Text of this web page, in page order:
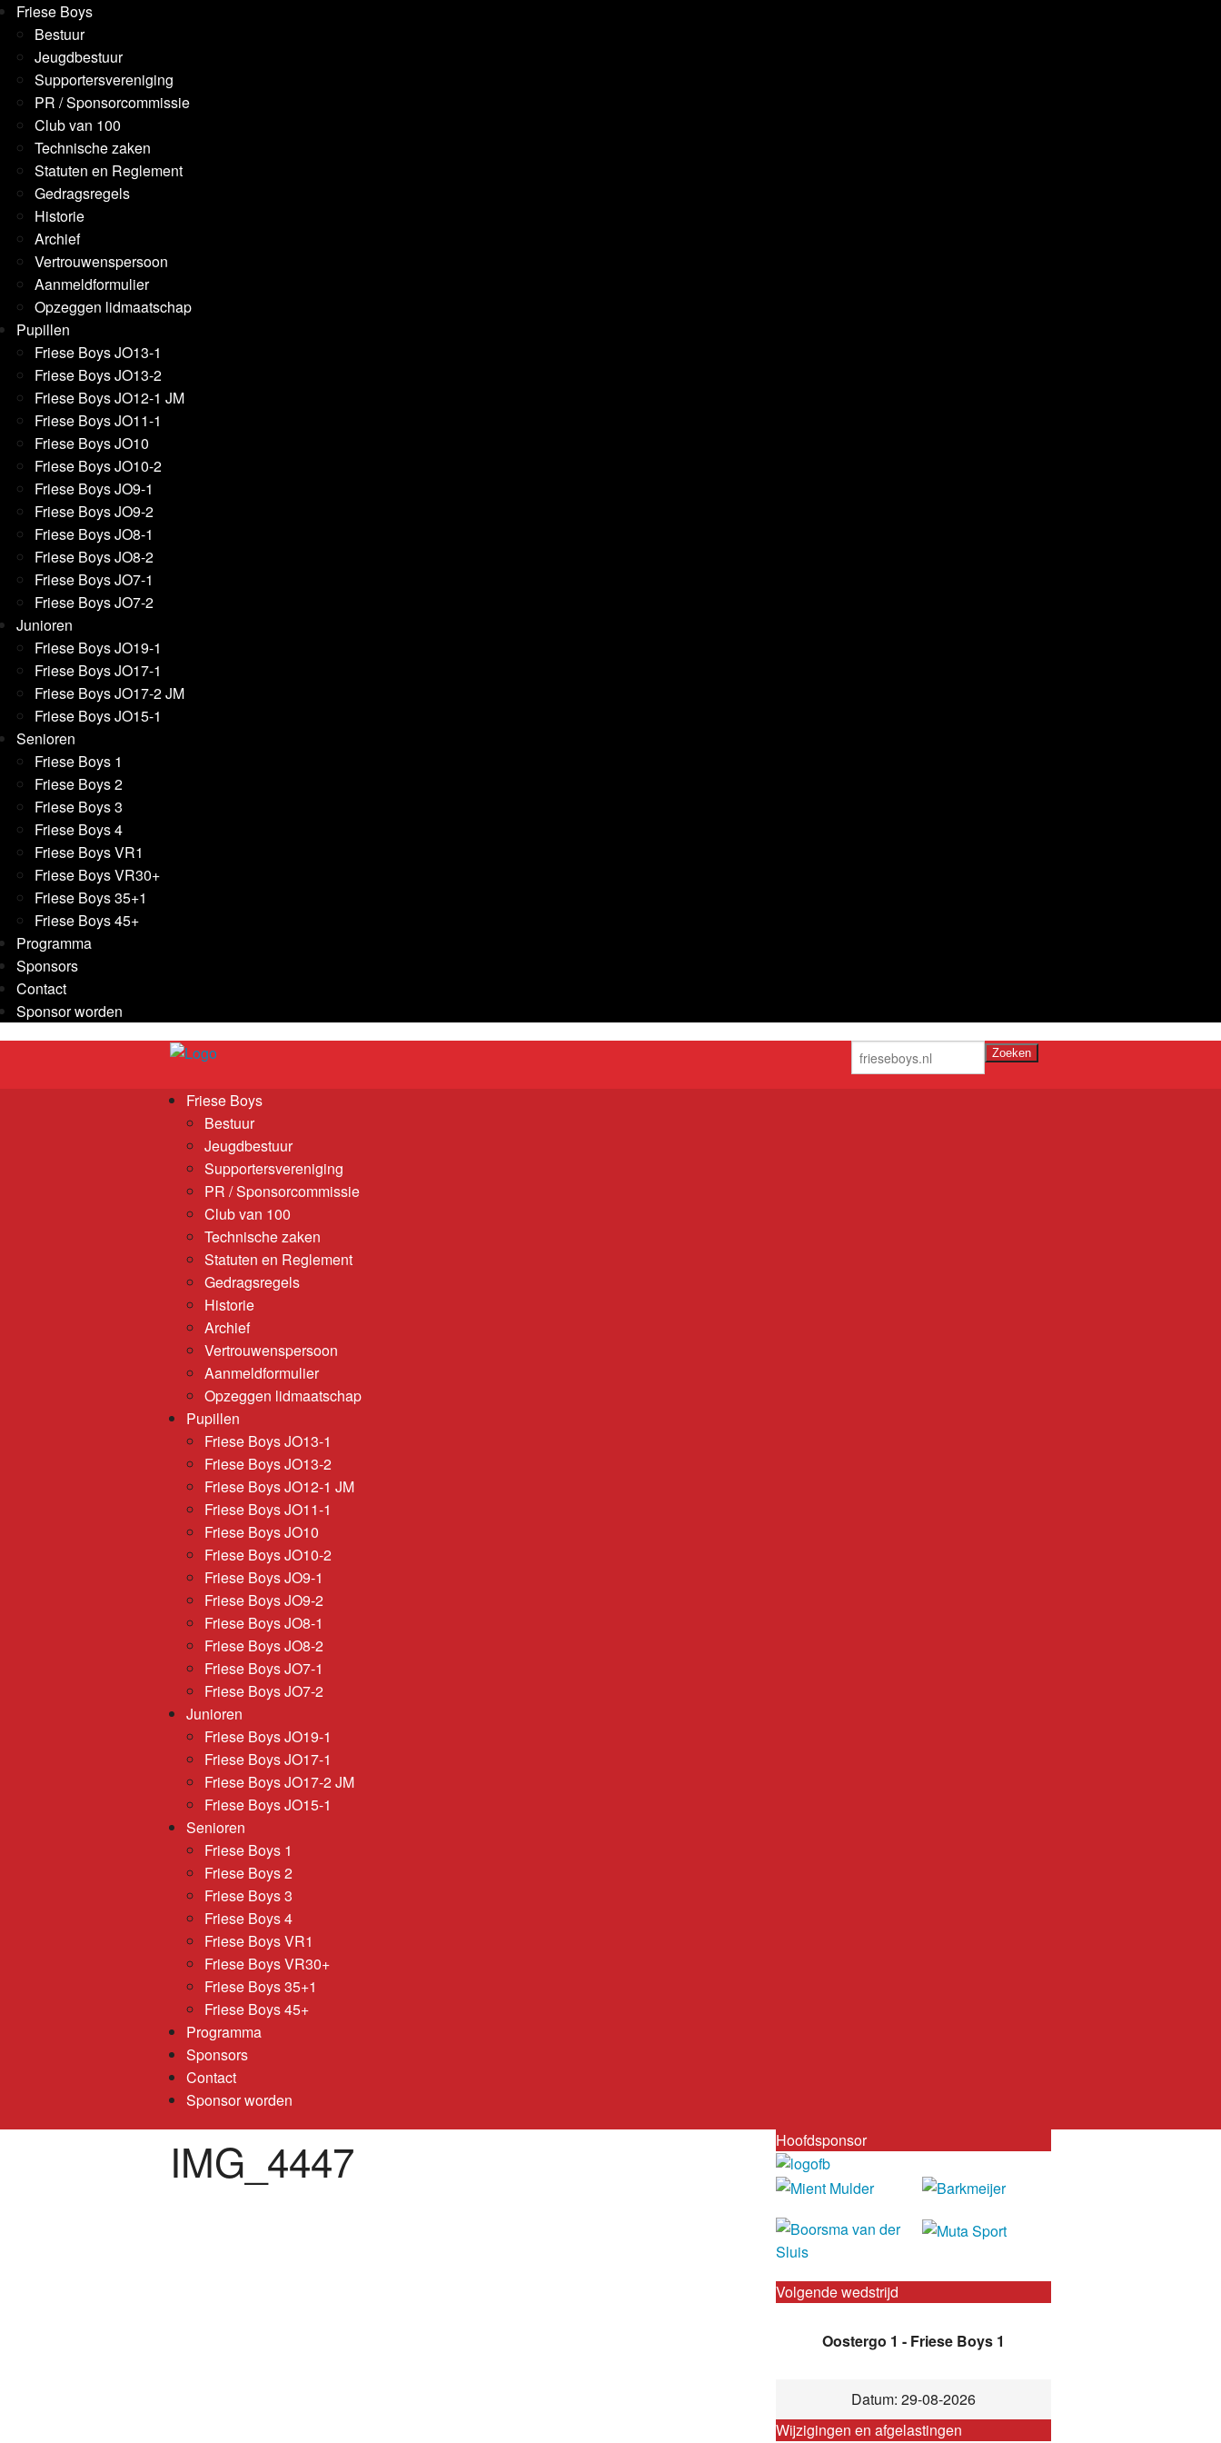
Friese Boys
Bestuur
Jeugdbestuur
Supportersvereniging
PR / Sponsorcommissie
Club van 100
Technische zaken
Statuten en Reglement
Gedragsregels
Historie
Archief
Vertrouwenspersoon
Aanmeldformulier
Opzeggen lidmaatschap
Pupillen
Friese Boys JO13-1
Friese Boys JO13-2
Friese Boys JO12-1 JM
Friese Boys JO11-1
Friese Boys JO10
Friese Boys JO10-2
Friese Boys JO9-1
Friese Boys JO9-2
Friese Boys JO8-1
Friese Boys JO8-2
Friese Boys JO7-1
Friese Boys JO7-2
Junioren
Friese Boys JO19-1
Friese Boys JO17-1
Friese Boys JO17-2 JM
Friese Boys JO15-1
Senioren
Friese Boys 1
Friese Boys 2
Friese Boys 3
Friese Boys 4
Friese Boys VR1
Friese Boys VR30+
Friese Boys 35+1
Friese Boys 45+
Programma
Sponsors
Contact
Sponsor worden
Friese Boys
Bestuur
Jeugdbestuur
Supportersvereniging
PR / Sponsorcommissie
Club van 100
Technische zaken
Statuten en Reglement
Gedragsregels
Historie
Archief
Vertrouwenspersoon
Aanmeldformulier
Opzeggen lidmaatschap
Pupillen
Friese Boys JO13-1
Friese Boys JO13-2
Friese Boys JO12-1 JM
Friese Boys JO11-1
Friese Boys JO10
Friese Boys JO10-2
Friese Boys JO9-1
Friese Boys JO9-2
Friese Boys JO8-1
Friese Boys JO8-2
Friese Boys JO7-1
Friese Boys JO7-2
Junioren
Friese Boys JO19-1
Friese Boys JO17-1
Friese Boys JO17-2 JM
Friese Boys JO15-1
Senioren
Friese Boys 1
Friese Boys 2
Friese Boys 3
Friese Boys 4
Friese Boys VR1
Friese Boys VR30+
Friese Boys 35+1
Friese Boys 45+
Programma
Sponsors
Contact
Sponsor worden
IMG_4447 Hoofdsponsor
Volgende wedstrijd
Oostergo 1 - Friese Boys 1
Datum: 29-08-2026
Wijzigingen en afgelastingen